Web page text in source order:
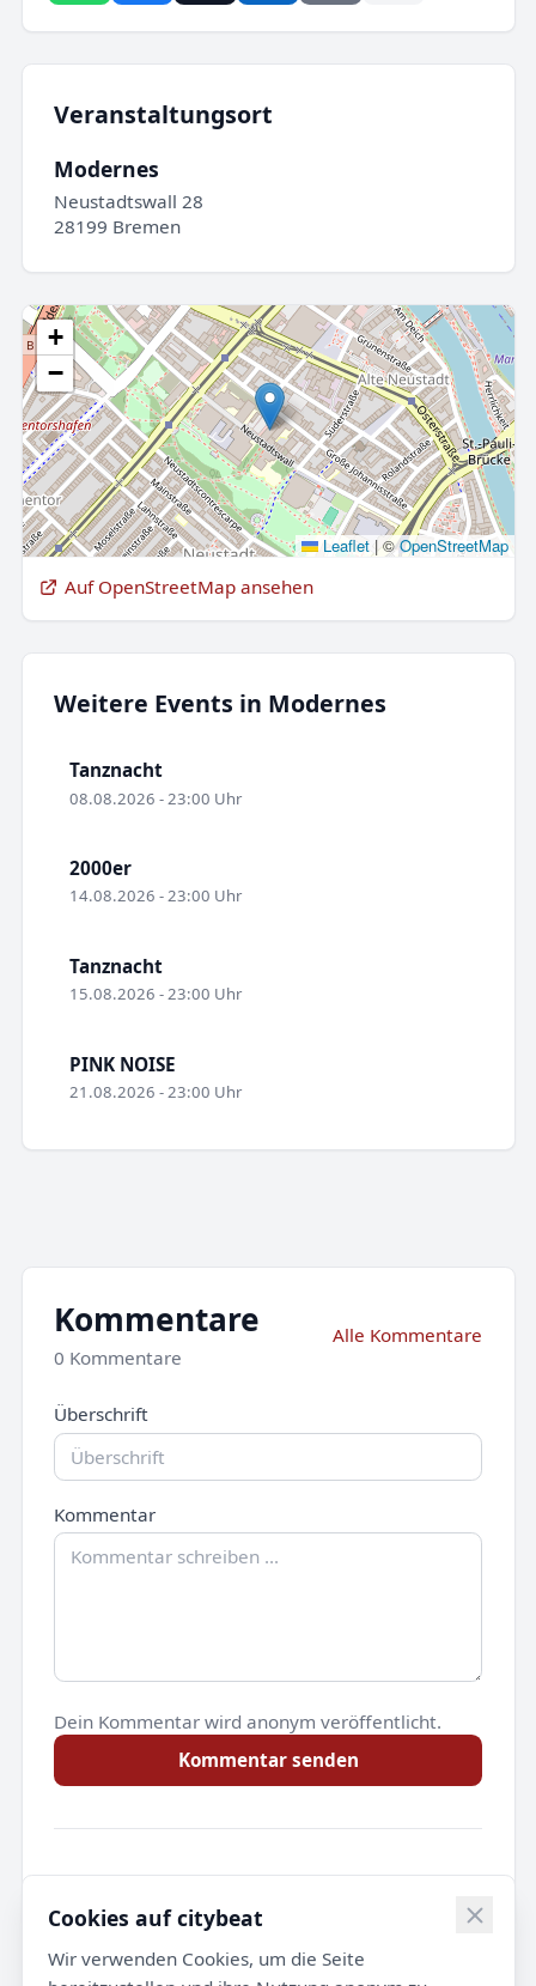
Veranstaltungsort
Modernes
Neustadtswall 28
28199 Bremen
+
−
Leaflet |©OpenStreetMap
Auf OpenStreetMap ansehen
Weitere Events in Modernes
Tanznacht
08.08.2026 - 23:00 Uhr
2000er
14.08.2026 - 23:00 Uhr
Tanznacht
15.08.2026 - 23:00 Uhr
PINK NOISE
21.08.2026 - 23:00 Uhr
Kommentare
0 Kommentare
Alle Kommentare
Überschrift
Kommentar
Dein Kommentar wird anonym veröffentlicht.
Kommentar senden
Noch keine Kommentare.
Cookies auf citybeat
Wir verwenden Cookies, um die Seite